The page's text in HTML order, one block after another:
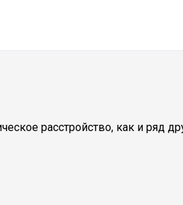
расстройство, как и ряд